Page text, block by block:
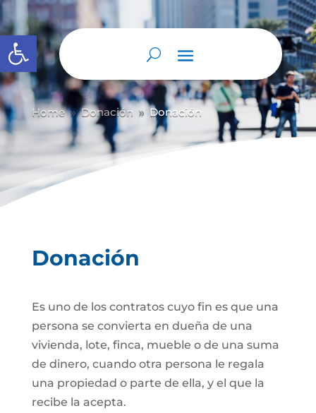
Abrir barra de herramientas
Home 9 Donación 9 Donación
Donación
Es uno de los contratos cuyo fin es que una
persona se convierta en dueña de una
vivienda, lote, finca, mueble o de una suma
de dinero, cuando otra persona le regala
una propiedad o parte de ella, y el que la
recibe la acepta.